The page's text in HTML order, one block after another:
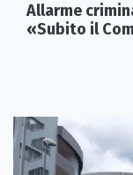
Allarme
«Subito il